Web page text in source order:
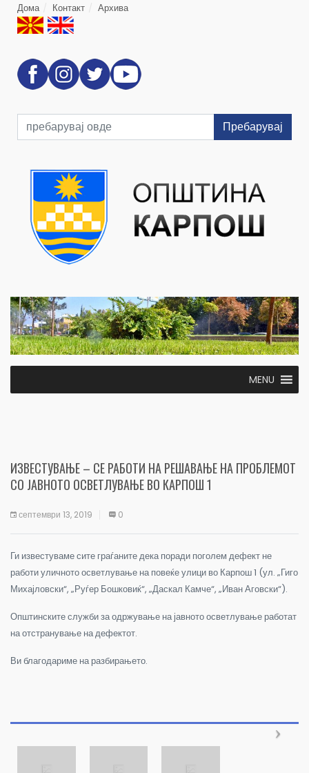
Дома Контакт Архива
Пребарувај
MENU
ИЗВЕСТУВАЊЕ – СЕ РАБОТИ НА РЕШАВАЊЕ НА ПРОБЛЕМОТ
СО ЈАВНОТО ОСВЕТЛУВАЊЕ ВО КАРПОШ 1
септември 13, 2019 0
Ги известуваме сите граѓаните дека поради поголем дефект не
работи уличното осветлување на повеќе улици во Карпош 1 (ул. „Гиго
Михајловски“, „Руѓер Бошковиќ“, „Даскал Камче“, „Иван Аговски“).
Општинските служби за одржување на јавното осветлување работат
на отстранување на дефектот.
Ви благодариме на разбирањето.